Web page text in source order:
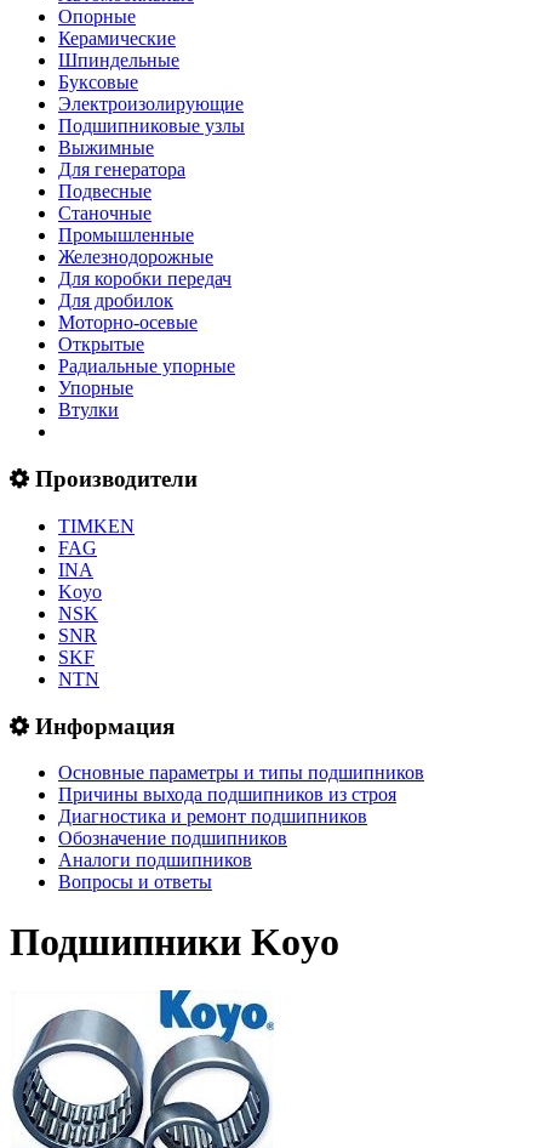
Опорные
Керамические
Шпиндельные
Буксовые
Электроизолирующие
Подшипниковые узлы
Выжимные
Для генератора
Подвесные
Станочные
Промышленные
Железнодорожные
Для коробки передач
Для дробилок
Моторно-осевые
Открытые
Радиальные упорные
Упорные
Втулки
Производители
TIMKEN
FAG
INA
Koyo
NSK
SNR
SKF
NTN
Информация
Основные параметры и типы подшипников
Причины выхода подшипников из строя
Диагностика и ремонт подшипников
Обозначение подшипников
Аналоги подшипников
Вопросы и ответы
Подшипники Koyo